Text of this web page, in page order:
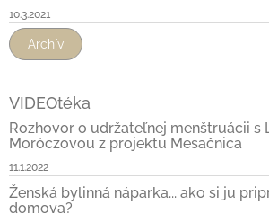
10.3.2021
Archív
VIDEOtéka
Rozhovor o udržateľnej menštruácii s
Moróczovou z projektu Mesačnica
11.1.2022
Ženská bylinná náparka... ako si ju
domova?